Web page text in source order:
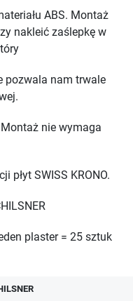
ABS. Montaż
nakleić zaślepkę w
pozwala nam trwale
nie wymaga
płyt SWISS KRONO.
plaster = 25 sztuk